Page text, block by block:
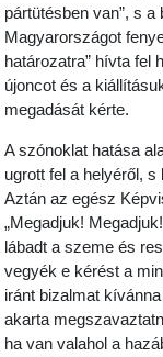
pártütésben van”, s
Magyarországot
határozatra” hívta fel
újoncot és a
megadását kérte.
A szónoklat hatása
ugrott fel a helyéről,
Aztán az egész
„Megadjuk!
lábadt a szeme és
vegyék e kérést a
iránt bizalmat
akarta
ha van valahol a